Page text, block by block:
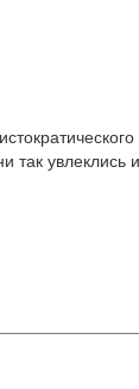
так увлеклись